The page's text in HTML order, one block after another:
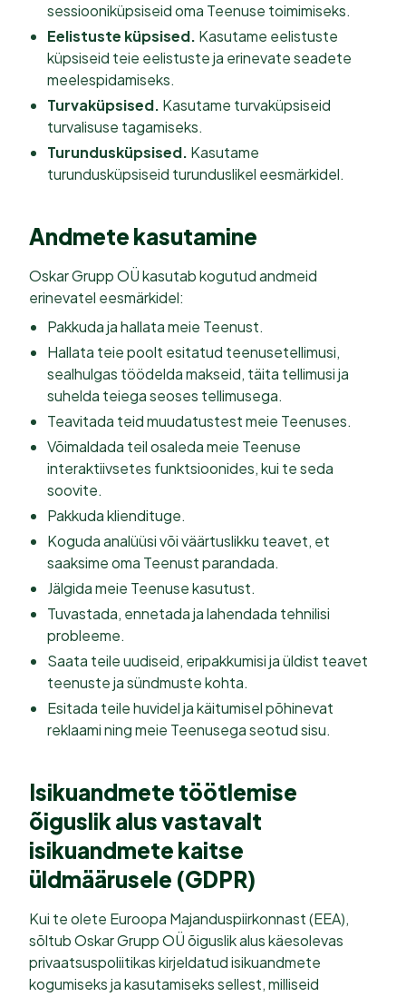
sessiooniküpsiseid oma Teenuse toimimiseks.
Eelistuste küpsised. Kasutame eelistuste
küpsiseid teie eelistuste ja erinevate seadete
meelespidamiseks.
Turvaküpsised. Kasutame turvaküpsiseid
turvalisuse tagamiseks.
Turundusküpsised. Kasutame
turundusküpsiseid turunduslikel eesmärkidel.
Andmete kasutamine
Oskar Grupp OÜ kasutab kogutud andmeid
erinevatel eesmärkidel:
Pakkuda ja hallata meie Teenust.
Hallata teie poolt esitatud teenusetellimusi,
sealhulgas töödelda makseid, täita tellimusi ja
suhelda teiega seoses tellimusega.
Teavitada teid muudatustest meie Teenuses.
Võimaldada teil osaleda meie Teenuse
interaktiivsetes funktsioonides, kui te seda
soovite.
Pakkuda kliendituge.
Koguda analüüsi või väärtuslikku teavet, et
saaksime oma Teenust parandada.
Jälgida meie Teenuse kasutust.
Tuvastada, ennetada ja lahendada tehnilisi
probleeme.
Saata teile uudiseid, eripakkumisi ja üldist teavet
teenuste ja sündmuste kohta.
Esitada teile huvidel ja käitumisel põhinevat
reklaami ning meie Teenusega seotud sisu.
Isikuandmete töötlemise
õiguslik alus vastavalt
isikuandmete kaitse
üldmäärusele (GDPR)
Kui te olete Euroopa Majanduspiirkonnast (EEA),
sõltub Oskar Grupp OÜ õiguslik alus käesolevas
privaatsuspoliitikas kirjeldatud isikuandmete
kogumiseks ja kasutamiseks sellest, milliseid